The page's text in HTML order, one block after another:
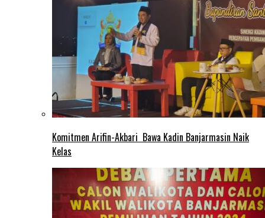
Komitmen Arifin-Akbari Bawa Kadin Banjarmasin Naik
Kelas